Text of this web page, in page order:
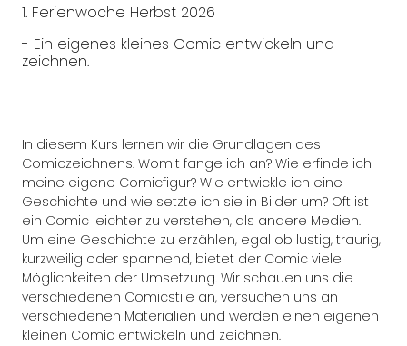
1. Ferienwoche Herbst 2026
- Ein eigenes kleines Comic entwickeln und
zeichnen.
In diesem Kurs lernen wir die Grundlagen des
Comiczeichnens. Womit fange ich an? Wie erfinde ich
meine eigene Comicfigur? Wie entwickle ich eine
Geschichte und wie setzte ich sie in Bilder um? Oft ist
ein Comic leichter zu verstehen, als andere Medien.
Um eine Geschichte zu erzählen, egal ob lustig, traurig,
kurzweilig oder spannend, bietet der Comic viele
Möglichkeiten der Umsetzung. Wir schauen uns die
verschiedenen Comicstile an, versuchen uns an
verschiedenen Materialien und werden einen eigenen
kleinen Comic entwickeln und zeichnen.